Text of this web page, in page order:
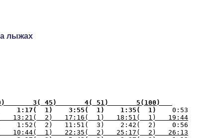
лыжах
50)       3( 45)       4( 51)       5(100)
   1:17(  1)
   3:55(  1)
   1:35(  1)
13:21(  2)   17:16(  1)   18:51(  1)   19:44
10:44(  1)   22:35(  2)   25:17(  2)   26:13